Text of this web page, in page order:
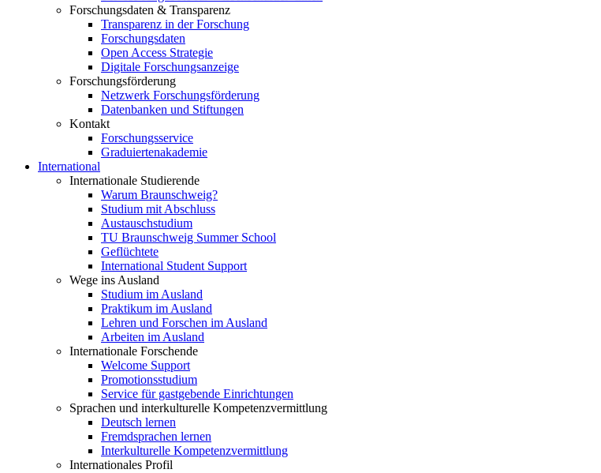
Forschungsdaten & Transparenz
Transparenz in der Forschung
Forschungsdaten
Open Access Strategie
Digitale Forschungsanzeige
Forschungsförderung
Netzwerk Forschungsförderung
Datenbanken und Stiftungen
Kontakt
Forschungsservice
Graduiertenakademie
International
Internationale Studierende
Warum Braunschweig?
Studium mit Abschluss
Austauschstudium
TU Braunschweig Summer School
Geflüchtete
International Student Support
Wege ins Ausland
Studium im Ausland
Praktikum im Ausland
Lehren und Forschen im Ausland
Arbeiten im Ausland
Internationale Forschende
Welcome Support
Promotionsstudium
Service für gastgebende Einrichtungen
Sprachen und interkulturelle Kompetenzvermittlung
Deutsch lernen
Fremdsprachen lernen
Interkulturelle Kompetenzvermittlung
Internationales Profil